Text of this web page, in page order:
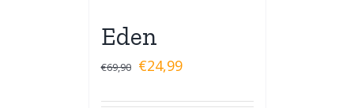
Eden
€69,90 €24,99